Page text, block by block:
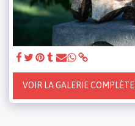
VOIR LA GALERIE COMPLÈTE